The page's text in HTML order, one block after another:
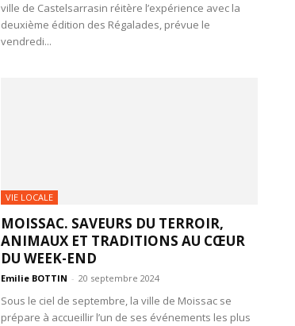
ville de Castelsarrasin réitère l’expérience avec la
deuxième édition des Régalades, prévue le
vendredi...
VIE LOCALE
MOISSAC. SAVEURS DU TERROIR,
ANIMAUX ET TRADITIONS AU CŒUR
DU WEEK-END
Emilie BOTTIN - 20 septembre 2024
Sous le ciel de septembre, la ville de Moissac se
prépare à accueillir l’un de ses événements les plus